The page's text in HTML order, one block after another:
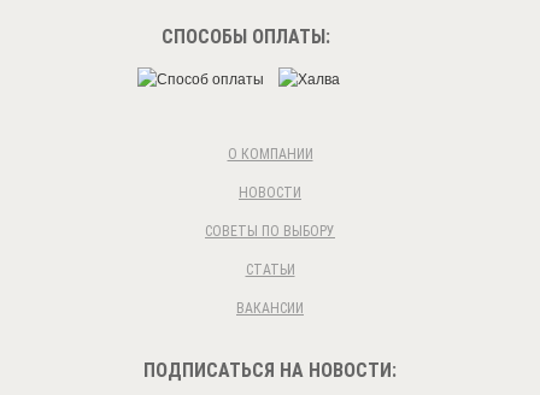
СПОСОБЫ ОПЛАТЫ:
О КОМПАНИИ
НОВОСТИ
СОВЕТЫ ПО ВЫБОРУ
СТАТЬИ
ВАКАНСИИ
ПОДПИСАТЬСЯ НА НОВОСТИ: